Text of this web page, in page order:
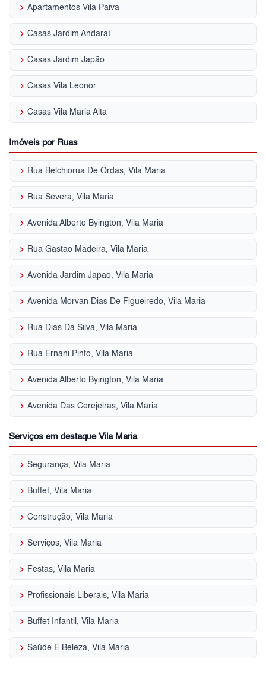
keyboard_arrow_right Apartamentos Vila Paiva
keyboard_arrow_right Casas Jardim Andaraí
keyboard_arrow_right Casas Jardim Japão
keyboard_arrow_right Casas Vila Leonor
keyboard_arrow_right Casas Vila Maria Alta
Imóveis por Ruas
keyboard_arrow_right Rua Belchiorua De Ordas, Vila Maria
keyboard_arrow_right Rua Severa, Vila Maria
keyboard_arrow_right Avenida Alberto Byington, Vila Maria
keyboard_arrow_right Rua Gastao Madeira, Vila Maria
keyboard_arrow_right Avenida Jardim Japao, Vila Maria
keyboard_arrow_right Avenida Morvan Dias De Figueiredo, Vila Maria
keyboard_arrow_right Rua Dias Da Silva, Vila Maria
keyboard_arrow_right Rua Ernani Pinto, Vila Maria
keyboard_arrow_right Avenida Alberto Byington, Vila Maria
keyboard_arrow_right Avenida Das Cerejeiras, Vila Maria
Serviços em destaque Vila Maria
keyboard_arrow_right Segurança, Vila Maria
keyboard_arrow_right Buffet, Vila Maria
keyboard_arrow_right Construção, Vila Maria
keyboard_arrow_right Serviços, Vila Maria
keyboard_arrow_right Festas, Vila Maria
keyboard_arrow_right Profissionais Liberais, Vila Maria
keyboard_arrow_right Buffet Infantil, Vila Maria
keyboard_arrow_right Saúde E Beleza, Vila Maria